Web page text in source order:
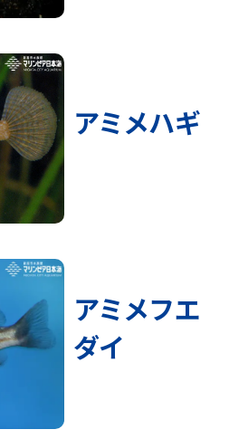
アミメハギ
アミメフエ
ダイ